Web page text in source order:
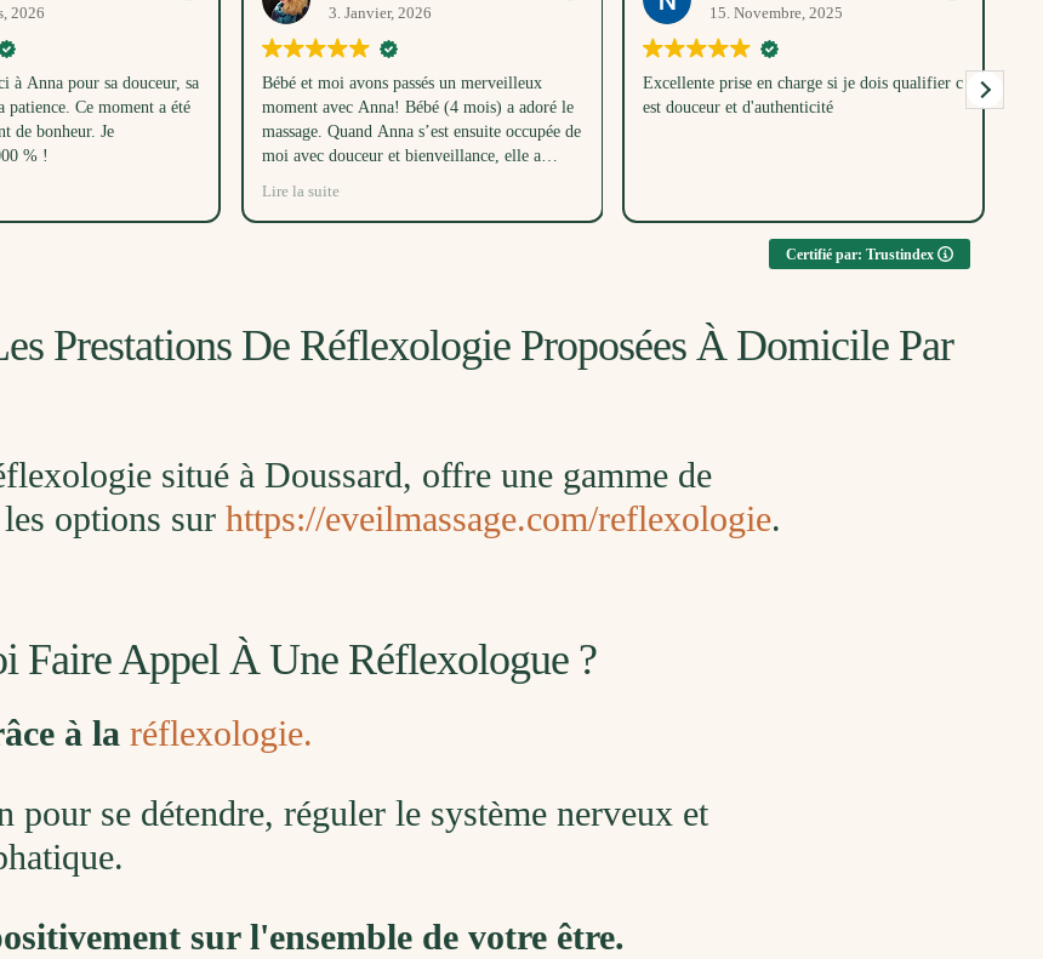
2026
passés un merveilleux
Anna! Bébé (4 mois) a adoré le
Anna s’est ensuite occupée de
et bienveillance, elle a
un très beau cadeau, merci
15. Novembre, 2025
Excellente prise en charge si je dois qualifier c
est douceur et d'authenticité
19. Octobre, 2025
Merveilleuse idée cadeau, nous avons partagé
un très beau moment rempli de douceur et de
Certifié par: Trustindex
Prestations De Réflexologie Proposées À Domicile Par
situé à Doussard, offre une gamme de
options sur https://eveilmassage.com/reflexologie.
Faire Appel À Une Réflexologue ?
à la réflexologie.
pour se détendre, réguler le système nerveux et
sur l'ensemble de votre être.